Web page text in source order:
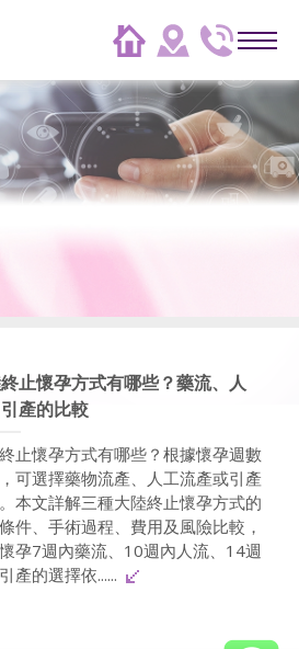
止懷孕方式有哪些？藥流、人
產的比較
止懷孕方式有哪些？根據懷孕週數
可選擇藥物流產、人工流產或引產
本文詳解三種大陸終止懷孕方式的
件、手術過程、費用及風險比較，
孕7週內藥流、10週內人流、14週
產的選擇依......